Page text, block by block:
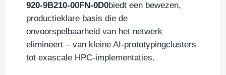
Aruba Draadloos Toegangspunt
De Schakelaar van Aruba
920-9B210-00FN-0D0biedt een bewezen,
productieklare basis die de
onvoorspelbaarheid van het netwerk
elimineert – van kleine AI-prototypingclusters
tot exascale HPC-implementaties.